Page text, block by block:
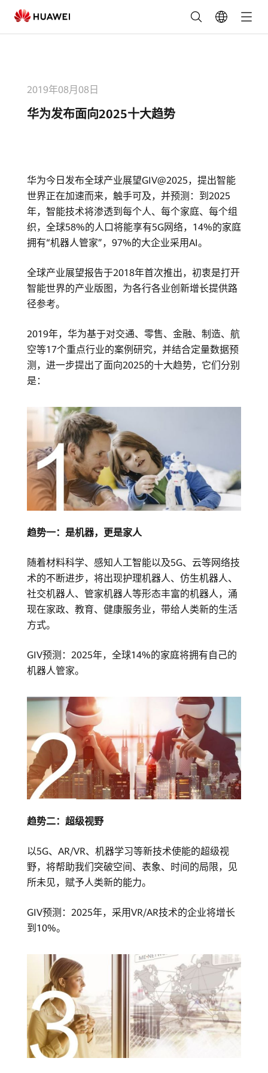
华
2025
2019年08月08日
华为发布面向2025十大趋势
华为今日发布全球产业展望GIV@2025，提出智能
世界正在加速而来，触手可及，并预测：到2025
年，智能技术将渗透到每个人、每个家庭、每个组
织，全球58%的人口将能享有5G网络，14%的家庭
拥有“机器人管家”，97%的大企业采用AI。
全球产业展望报告于2018年首次推出，初衷是打开
智能世界的产业版图，为各行各业创新增长提供路
径参考。
2019年，华为基于对交通、零售、金融、制造、航
空等17个重点行业的案例研究，并结合定量数据预
测，进一步提出了面向2025的十大趋势，它们分别
是：
趋势一：是机器，更是家人
随着材料科学、感知人工智能以及5G、云等网络技
术的不断进步，将出现护理机器人、仿生机器人、
社交机器人、管家机器人等形态丰富的机器人，涌
现在家政、教育、健康服务业，带给人类新的生活
方式。
GIV预测：2025年，全球14%的家庭将拥有自己的
机器人管家。
趋势二：超级视野
以5G、AR/VR、机器学习等新技术使能的超级视
野，将帮助我们突破空间、表象、时间的局限，见
所未见，赋予人类新的能力。
GIV预测：2025年，采用VR/AR技术的企业将增长
到10%。